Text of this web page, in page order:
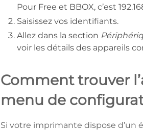
Pour Free et BBOX, c’est
Saisissez vos identifiants.
Allez dans la section
voir les détails des appareils
Comment trouver
menu de
Si votre imprimante dispose